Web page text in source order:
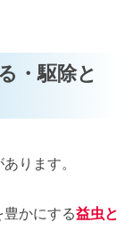
・駆除と
ります。
かにする益虫と